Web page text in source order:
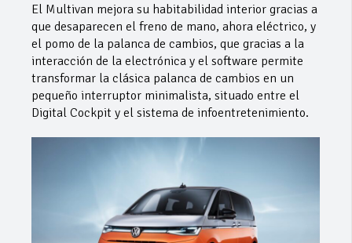
El Multivan mejora su habitabilidad interior gracias a
que desaparecen el freno de mano, ahora eléctrico, y
el pomo de la palanca de cambios, que gracias a la
interacción de la electrónica y el software permite
transformar la clásica palanca de cambios en un
pequeño interruptor minimalista, situado entre el
Digital Cockpit y el sistema de infoentretenimiento.